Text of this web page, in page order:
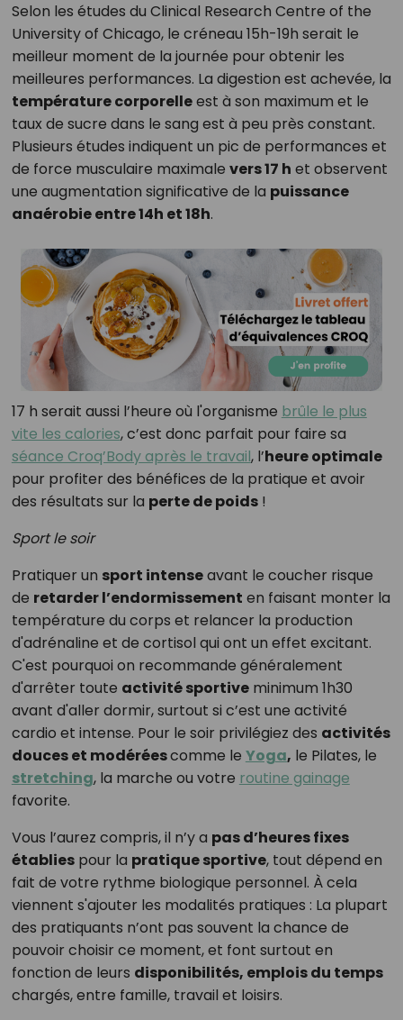
Selon les études du Clinical Research Centre of the
University of Chicago, le créneau 15h-19h serait le
meilleur moment de la journée pour obtenir les
meilleures performances. La digestion est achevée, la
température corporelleest à son maximum et le
taux de sucre dans le sang est à peu près constant.
Plusieurs études indiquent un pic de performances et
de force musculaire maximale vers 17 h et observent
une augmentation significative de la puissance
anaérobie entre 14h et 18h.
17 h serait aussi l’heure où l'organisme brûle le plus
vite les calories, c’est donc parfait pour faire sa
séance Croq’Body après le travail, l’heure optimale
pour profiter des bénéfices de la pratique et avoir
des résultats sur la perte de poids!
Sport le soir
Pratiquer un sport intenseavant le coucher risque
de retarder l’endormissement en faisant monter la
température du corps et relancer la production
d'adrénaline et de cortisol qui ont un effet excitant.
C'est pourquoi on recommande généralement
d'arrêter toute activité sportiveminimum 1h30
avant d'aller dormir, surtout si c’est une activité
cardio et intense. Pour le soir privilégiez des activités
douces et modéréescomme le Yoga, le Pilates, le
stretching, la marche ou votre routine gainage
favorite.
Vous l’aurez compris, il n’y a pas d’heures fixes
établiespour la pratique sportive, tout dépend en
fait de votre rythme biologique personnel. À cela
viennent s'ajouter les modalités pratiques : La plupart
des pratiquants n’ont pas souvent la chance de
pouvoir choisir ce moment, et font surtout en
fonction de leurs disponibilités, emplois du temps
chargés, entre famille, travail et loisirs.